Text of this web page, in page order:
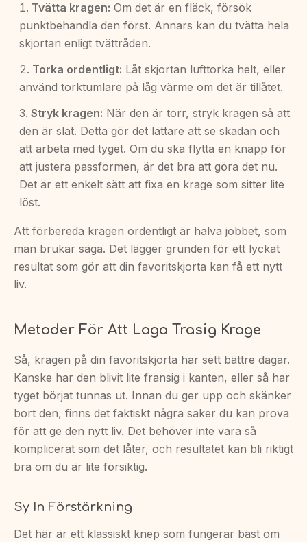
Tvätta kragen: Om det är en fläck, försök
punktbehandla den först. Annars kan du tvätta hela
skjortan enligt tvättråden.
Torka ordentligt: Låt skjortan lufttorka helt, eller
använd torktumlare på låg värme om det är tillåtet.
Stryk kragen: När den är torr, stryk kragen så att
den är slät. Detta gör det lättare att se skadan och
att arbeta med tyget. Om du ska flytta en knapp för
att justera passformen, är det bra att göra det nu.
Det är ett enkelt sätt att fixa en krage som sitter lite
löst.
Att förbereda kragen ordentligt är halva jobbet, som
man brukar säga. Det lägger grunden för ett lyckat
resultat som gör att din favoritskjorta kan få ett nytt
liv.
Metoder För Att Laga Trasig Krage
Så, kragen på din favoritskjorta har sett bättre dagar.
Kanske har den blivit lite fransig i kanten, eller så har
tyget börjat tunnas ut. Innan du ger upp och skänker
bort den, finns det faktiskt några saker du kan prova
för att ge den nytt liv. Det behöver inte vara så
komplicerat som det låter, och resultatet kan bli riktigt
bra om du är lite försiktig.
Sy In Förstärkning
Det här är ett klassiskt knep som fungerar bäst om